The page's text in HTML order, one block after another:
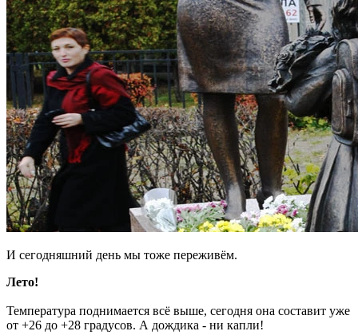
И сегодняшний день мы тоже переживём.
Лето!
Температура поднимается всё выше, сегодня она составит уже
от +26 до +28 градусов. А дождика - ни капли!